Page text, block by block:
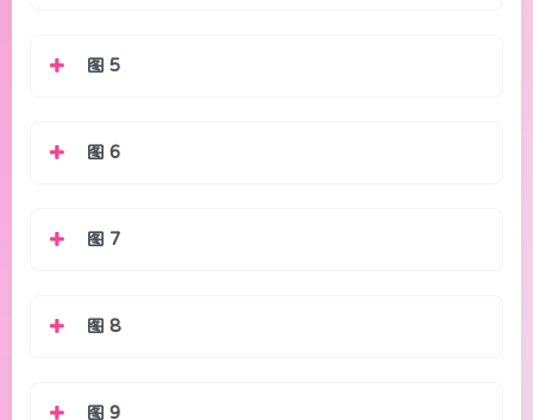
图 5
图 6
图 7
图 8
图 9